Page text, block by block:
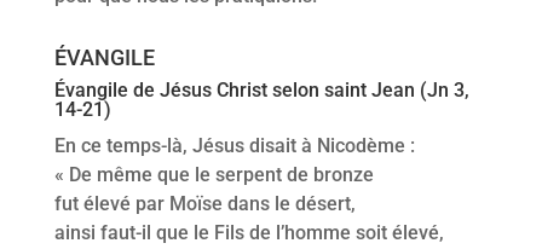
ÉVANGILE
Évangile de Jésus Christ selon saint Jean (Jn 3,
14-21)
En ce temps-là, Jésus disait à Nicodème :
« De même que le serpent de bronze
fut élevé par Moïse dans le désert,
ainsi faut-il que le Fils de l’homme soit élevé,